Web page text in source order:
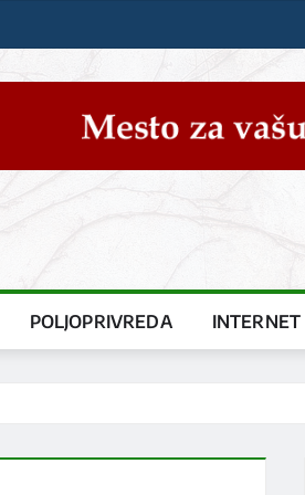
POLJOPRIVREDA INTERNET